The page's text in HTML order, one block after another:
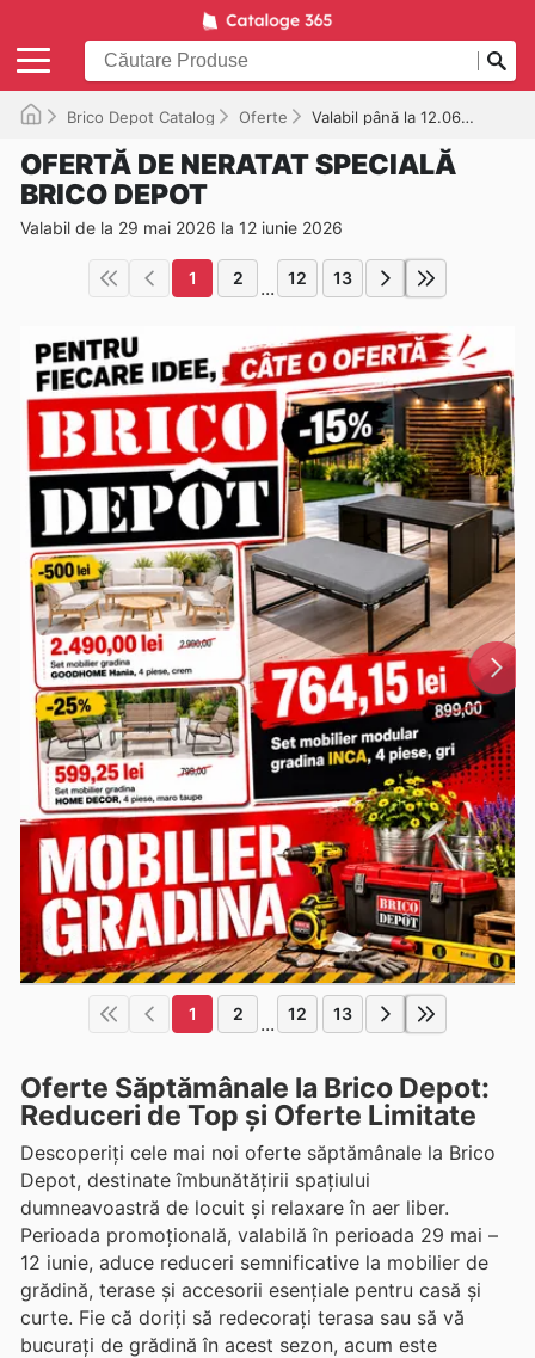
Brico Depot Catalog Oferte Valabil până la 12.06.2026
OFERTĂ DE NERATAT SPECIALĂ
BRICO DEPOT
Valabil de la 29 mai 2026 la 12 iunie 2026
1 2 ... 12 13
1 2 ... 12 13
Oferte Săptămânale la Brico Depot:
Reduceri de Top și Oferte Limitate
Descoperiți cele mai noi oferte săptămânale la Brico
Depot, destinate îmbunătățirii spațiului
dumneavoastră de locuit și relaxare în aer liber.
Perioada promoțională, valabilă în perioada 29 mai –
12 iunie, aduce reduceri semnificative la mobilier de
grădină, terase și accesorii esențiale pentru casă și
curte. Fie că doriți să redecorați terasa sau să vă
bucurați de grădină în acest sezon, acum este